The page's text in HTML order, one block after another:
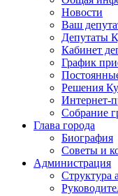
Новости
Ваш
Депутаты
Кабинет
График
Решения
Интернет-
Собрание
Глава города
Биография
Советы и
Администрация
Структура